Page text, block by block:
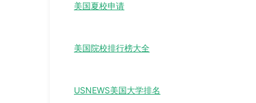
美国夏校申请
美国院校排行榜大全
USNEWS美国大学排名